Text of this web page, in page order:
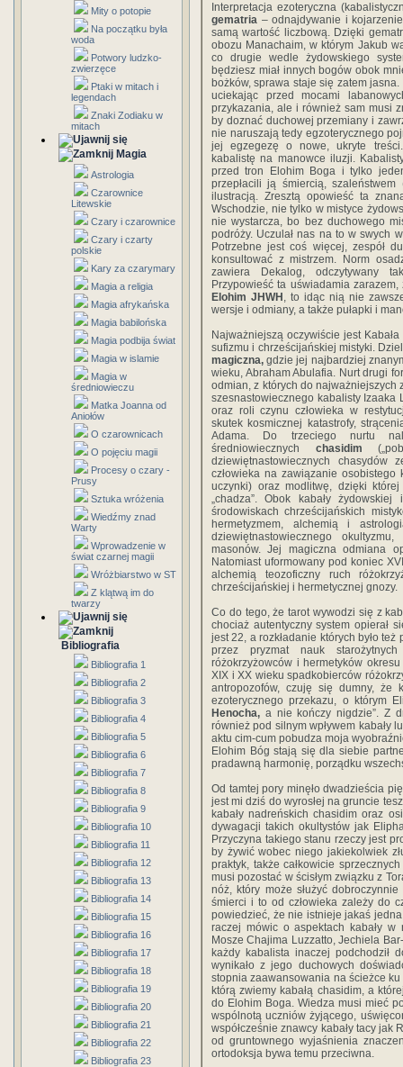
Mity o potopie
Na początku była
woda
Potwory ludzko-
zwierzęce
Ptaki w mitach i
legendach
Znaki Zodiaku w
mitach
Magia
Astrologia
Czarownice
Litewskie
Czary i czarownice
Czary i czarty
polskie
Kary za czarymary
Magia a religia
Magia afrykańska
Magia babilońska
Magia podbija świat
Magia w islamie
Magia w
średniowieczu
Matka Joanna od
Aniołów
O czarownicach
O pojęciu magii
Procesy o czary -
Prusy
Sztuka wróżenia
Wiedźmy znad
Warty
Wprowadzenie w
świat czarnej magii
Wróżbiarstwo w ST
Z klątwą im do
twarzy
Bibliografia
Bibliografia 1
Bibliografia 2
Bibliografia 3
Bibliografia 4
Bibliografia 5
Bibliografia 6
Bibliografia 7
Bibliografia 8
Bibliografia 9
Bibliografia 10
Bibliografia 11
Bibliografia 12
Bibliografia 13
Bibliografia 14
Bibliografia 15
Bibliografia 16
Bibliografia 17
Bibliografia 18
Bibliografia 19
Bibliografia 20
Bibliografia 21
Bibliografia 22
Bibliografia 23
Interpretacja ezoteryczna
gematria – odnajdywanie i
samą wartość liczbową. Dzięki
obozu Manachaim, w którym Jakub
co drugie wedle żydowskiego
będziesz miał innych bogów obok
bożków, sprawa staje się zatem
uciekając przed mocami
przykazania, ale i również sam musi
by doznać duchowej przemiany i
nie naruszają tedy egzoterycznego
jej egzegezę o nowe, ukryte
kabalistę na manowce iluzji.
przed tron Elohim Boga i tylko
przepłacili ją śmiercią,
ilustracją. Zresztą opowieść ta
Wschodzie, nie tylko w mistyce
nie wystarcza, bo bez duchowego
podróży. Uczulał nas na to w swych
Potrzebne jest coś więcej, zespół
konsultować z mistrzem. Norm
zawiera Dekalog, odczytywany
Przypowieść ta uświadamia
Elohim JHWH , to idąc nią nie
wersje i odmiany, a także pułapki i
Najważniejszą oczywiście jest Kabała
sufizmu i chrześcijańskiej mistyki.
magiczna,gdzie jej najbardziej
wieku, Abraham Abulafia. Nurt drugi
odmian, z których do najważniejszych
szesnastowiecznego kabalisty Izaaka
oraz roli czynu człowieka w
skutek kosmicznej katastrofy,
Adama. Do trzeciego nurtu
średniowiecznych chasidim
dziewiętnastowiecznych chasydów
człowieka na zawiązanie
uczynki) oraz modlitwę, dzięki
„chadza”. Obok kabały
środowiskach chrześcijańskich
hermetyzmem, alchemią i
dziewiętnastowiecznego
masonów. Jej magiczna odmiana
Natomiast uformowany pod koniec
alchemią teozoficzny ruch
chrześcijańskiej i hermetycznej gnozy.
Co do tego, że tarot wywodzi się z
chociaż autentyczny system opierał
jest 22, a rozkładanie których było
przez pryzmat nauk starożytnych
różokrzyżowców i hermetyków
XIX i XX wieku spadkobierców
antropozofów, czuję się dumny, że
ezoterycznego przekazu, o którym
Henocha, a nie kończy nigdzie”. Z
również pod silnym wpływem kabały
aktu cim-cum pobudza moja
Elohim Bóg stają się dla siebie
pradawną harmonię, porządku
Od tamtej pory minęło dwadzieścia
jest mi dziś do wyrosłej na gruncie
kabały nadreńskich chasidim oraz
dywagacji takich okultystów jak
Przyczyna takiego stanu rzeczy jest
by żywić wobec niego jakiekolwiek
praktyk, także całkowicie
musi pozostać w ścisłym związku z
nóż, który może służyć
śmierci i to od człowieka zależy do
powiedzieć, że nie istnieje jakaś
raczej mówic o aspektach kabały
Mosze Chajima Luzzatto, Jechiela
każdy kabalista inaczej podchodził
wynikało z jego duchowych
stopnia zaawansowania na ścieżce
którą zwiemy kabałą chasidim, a
do Elohim Boga. Wiedza musi mieć
wspólnotą uczniów żyjącego,
współcześnie znawcy kabały tacy jak
od gruntownego wyjaśnienia
ortodoksja bywa temu przeciwna.